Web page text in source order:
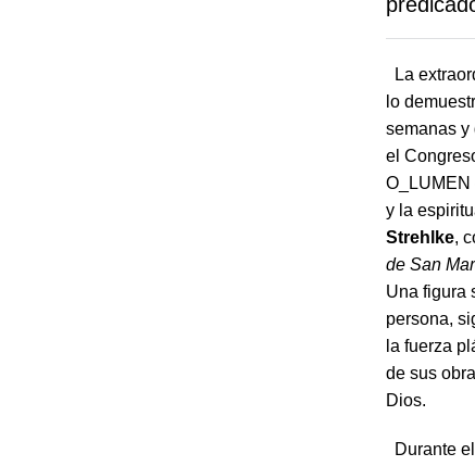
La
lo
semanas y
el
O_LUMEN
y la
Strehlke,
de San
Una figura
persona,
la fuerza
de sus
Dios.
Durante